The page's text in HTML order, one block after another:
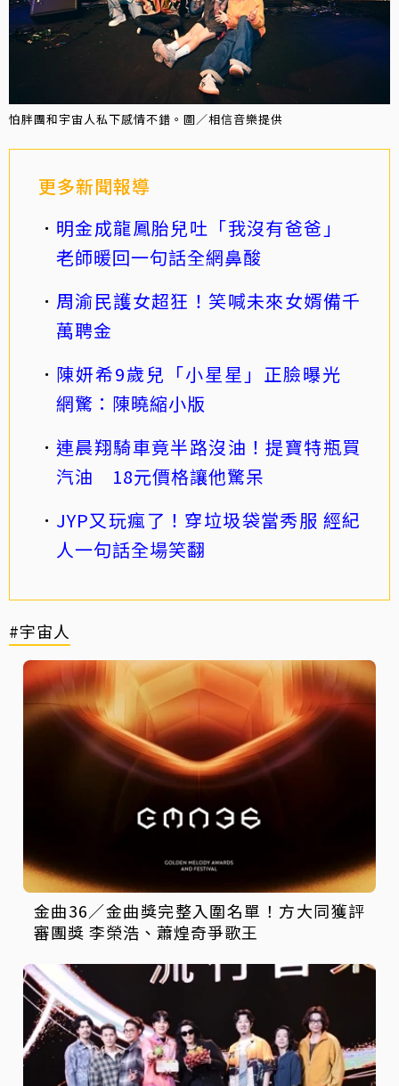
怕胖團和宇宙人私下感情不錯。圖／相信音樂提供
更多新聞報導
明金成龍鳳胎兒吐「我沒有爸爸」
老師暖回一句話全網鼻酸
周渝民護女超狂！笑喊未來女婿備千
萬聘金
陳妍希9歲兒「小星星」正臉曝光
網驚：陳曉縮小版
連晨翔騎車竟半路沒油！提寶特瓶買
汽油 18元價格讓他驚呆
JYP又玩瘋了！穿垃圾袋當秀服 經紀
人一句話全場笑翻
#宇宙人
金曲36／金曲獎完整入圍名單！方大同獲評
審團獎 李榮浩、蕭煌奇爭歌王